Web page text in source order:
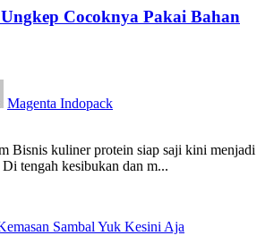
Cocoknya Pakai Bahan
Magenta Indopack
Bisnis kuliner protein siap saji kini menjadi
tengah kesibukan dan m...